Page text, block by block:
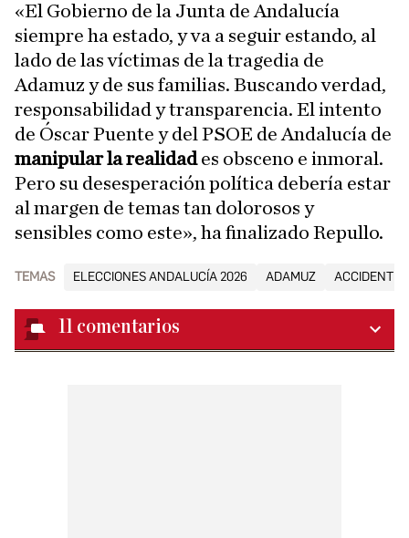
«El Gobierno de la Junta de Andalucía
siempre ha estado, y va a seguir estando, al
lado de las víctimas de la tragedia de
Adamuz y de sus familias. Buscando verdad,
responsabilidad y transparencia. El intento
de Óscar Puente y del PSOE de Andalucía de
manipular la realidades obsceno e inmoral.
Pero su desesperación política debería estar
al margen de temas tan dolorosos y
sensibles como este», ha finalizado Repullo.
TEMAS ELECCIONES ANDALUCÍA 2026 ADAMUZ
11 comentarios